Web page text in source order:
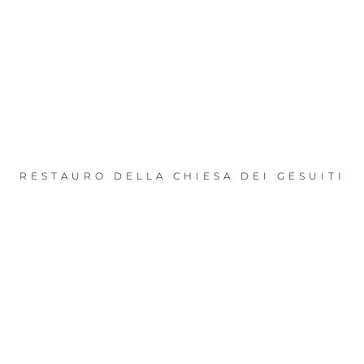
RESTAURO DELLA CHIESA DEI GESUITI